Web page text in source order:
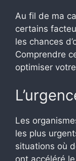
Au fil de ma
certains
les chances
Comprendre
optimiser
Les
les plus
situations où
ont accéléré